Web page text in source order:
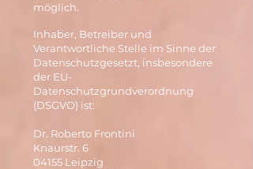
möglich.
Inhaber, Betreiber und
Verantwortliche Stelle im Sinne der
Datenschutzgesetzt, insbesondere
der EU-
Datenschutzgrundverordnung
(DSGVO) ist:
Dr. Roberto Frontini
Knaurstr. 6
04155 Leipzig